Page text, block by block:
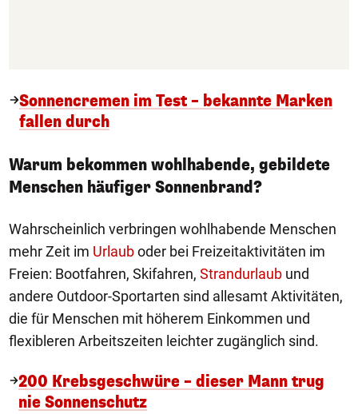
Sonnencremen im Test – bekannte Marken
fallen durch
Warum bekommen wohlhabende, gebildete
Menschen häufiger Sonnenbrand?
Wahrscheinlich verbringen wohlhabende Menschen
mehr Zeit im Urlauboder bei Freizeitaktivitäten im
Freien: Bootfahren, Skifahren, Strandurlaub und
andere Outdoor-Sportarten sind allesamt Aktivitäten,
die für Menschen mit höherem Einkommen und
flexibleren Arbeitszeiten leichter zugänglich sind.
200 Krebsgeschwüre – dieser Mann trug
nie Sonnenschutz